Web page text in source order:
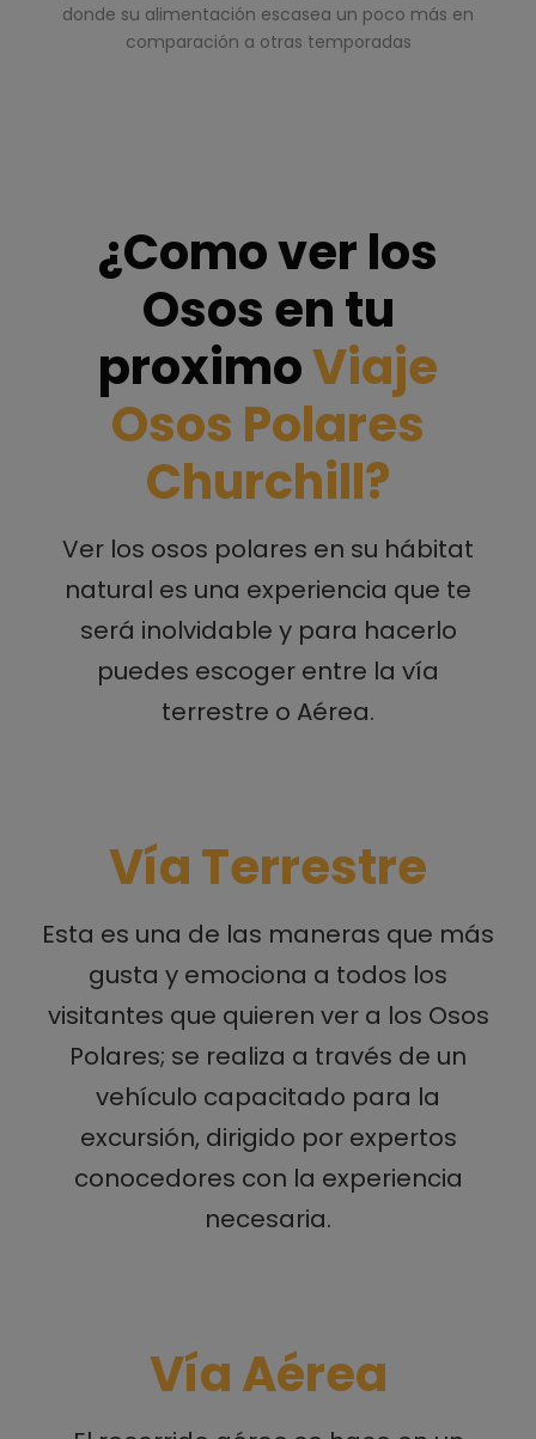
donde su alimentación escasea un poco más en
comparación a otras temporadas
¿Como ver los
Osos en tu
proximoViaje
Osos Polares
Churchill?
Ver los osos polares en su hábitat
natural es una experiencia que te
será inolvidable y para hacerlo
puedes escoger entre la vía
terrestre o Aérea.
Vía Terrestre
Esta es una de las maneras que más
gusta y emociona a todos los
visitantes que quieren ver a los Osos
Polares; se realiza a través de un
vehículo capacitado para la
excursión, dirigido por expertos
conocedores con la experiencia
necesaria.
Vía Aérea